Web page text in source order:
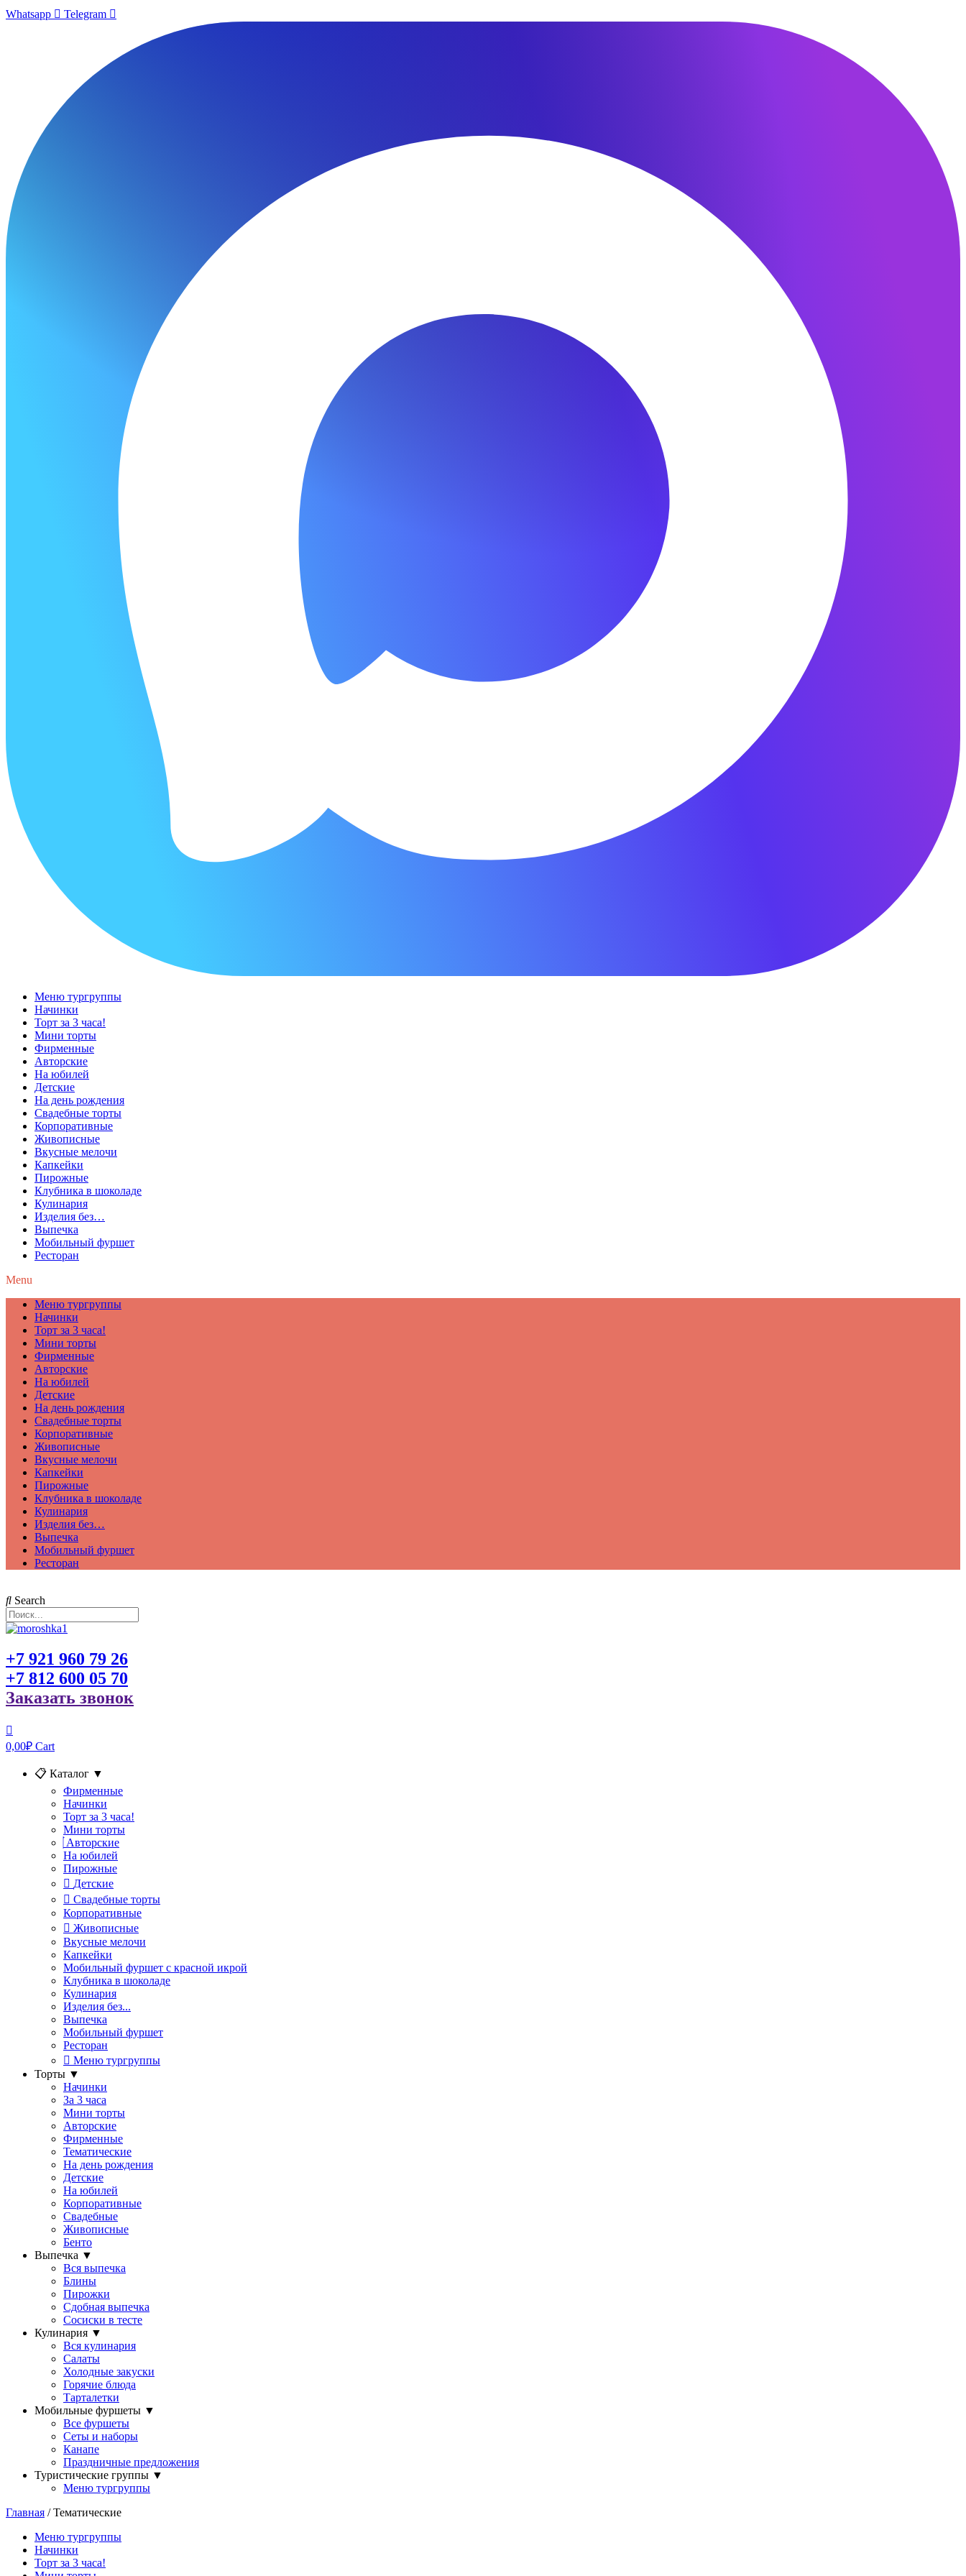
Whatsapp Telegram
Меню тургруппы
Начинки
Торт за 3 часа!
Мини торты
Фирменные
Авторские
На юбилей
Детские
На день рождения
Свадебные торты
Корпоративные
Живописные
Вкусные мелочи
Капкейки
Пирожные
Клубника в шоколаде
Кулинария
Изделия без…
Выпечка
Мобильный фуршет
Ресторан
Menu
Меню тургруппы
Начинки
Торт за 3 часа!
Мини торты
Фирменные
Авторские
На юбилей
Детские
На день рождения
Свадебные торты
Корпоративные
Живописные
Вкусные мелочи
Капкейки
Пирожные
Клубника в шоколаде
Кулинария
Изделия без…
Выпечка
Мобильный фуршет
Ресторан
Search
+7 921 960 79 26
+7 812 600 05 70
Заказать звонок
0,00₽ Cart
📋 Каталог ▼
Фирменные
Начинки
Торт за 3 часа!
Мини торты
Авторские
На юбилей
Пирожные
Детские
Свадебные торты
Корпоративные
Живописные
Вкусные мелочи
Капкейки
Мобильный фуршет с красной икрой
Клубника в шоколаде
Кулинария
Изделия без...
Выпечка
Мобильный фуршет
Ресторан
Меню тургруппы
Торты ▼
Начинки
За 3 часа
Мини торты
Авторские
Фирменные
Тематические
На день рождения
Детские
На юбилей
Корпоративные
Свадебные
Живописные
Бенто
Выпечка ▼
Вся выпечка
Блины
Пирожки
Сдобная выпечка
Сосиски в тесте
Кулинария ▼
Вся кулинария
Салаты
Холодные закуски
Горячие блюда
Тарталетки
Мобильные фуршеты ▼
Все фуршеты
Сеты и наборы
Канапе
Праздничные предложения
Туристические группы ▼
Меню тургруппы
Главная / Тематические
Меню тургруппы
Начинки
Торт за 3 часа!